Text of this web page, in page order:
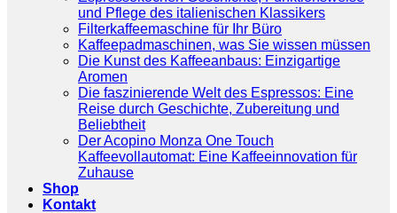
und Pflege des italienischen Klassikers
Filterkaffeemaschine für Ihr Büro
Kaffeepadmaschinen, was Sie wissen müssen
Die Kunst des Kaffeeanbaus: Einzigartige
Aromen
Die faszinierende Welt des Espressos: Eine
Reise durch Geschichte, Zubereitung und
Beliebtheit
Der Acopino Monza One Touch
Kaffeevollautomat: Eine Kaffeeinnovation für
Zuhause
Shop
Kontakt